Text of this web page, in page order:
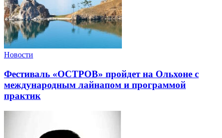
Новости
Фестиваль «ОСТРОВ» пройдет на Ольхоне с
международным лайнапом и программой
практик